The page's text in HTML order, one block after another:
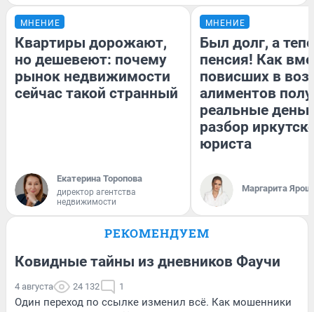
МНЕНИЕ
Квартиры дорожают,
но дешевеют: почему
рынок недвижимости
сейчас такой странный
Екатерина Торопова
директор агентства
недвижимости
МНЕНИЕ
Был долг, а
пенсия! Как
повисших в
алиментов
реальные
разбор
юриста
Маргарита
РЕКОМЕНДУЕМ
Ковидные тайны из дневников Фаучи
4 августа 24 132 1
Один переход по ссылке изменил всё. Как мошенники